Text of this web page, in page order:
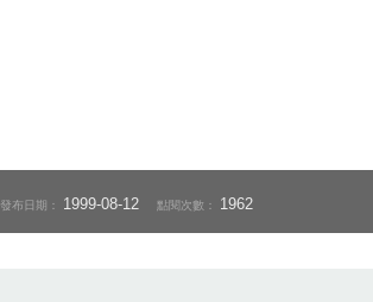
發布日期： 1999-08-12 點閱次數： 1962